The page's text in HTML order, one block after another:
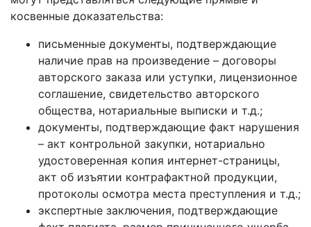
косвенные доказательства:
письменные документы, подтверждающие
наличие прав на произведение – договоры
авторского заказа или уступки, лицензионное
соглашение, свидетельство авторского
общества, нотариальные выписки и т.д.;
документы, подтверждающие факт нарушения
– акт контрольной закупки, нотариально
удостоверенная копия интернет-страницы,
акт об изъятии контрафактной продукции,
протоколы осмотра места преступления и т.д.;
экспертные заключения, подтверждающие